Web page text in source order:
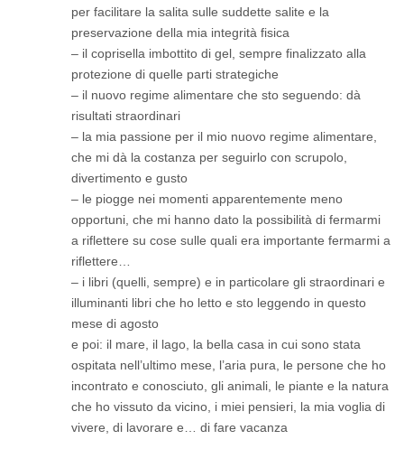
per facilitare la salita sulle suddette salite e la
preservazione della mia integrità fisica
– il coprisella imbottito di gel, sempre finalizzato alla
protezione di quelle parti strategiche
– il nuovo regime alimentare che sto seguendo: dà
risultati straordinari
– la mia passione per il mio nuovo regime alimentare,
che mi dà la costanza per seguirlo con scrupolo,
divertimento e gusto
– le piogge nei momenti apparentemente meno
opportuni, che mi hanno dato la possibilità di fermarmi
a riflettere su cose sulle quali era importante fermarmi a
riflettere…
– i libri (quelli, sempre) e in particolare gli straordinari e
illuminanti libri che ho letto e sto leggendo in questo
mese di agosto
e poi: il mare, il lago, la bella casa in cui sono stata
ospitata nell’ultimo mese, l’aria pura, le persone che ho
incontrato e conosciuto, gli animali, le piante e la natura
che ho vissuto da vicino, i miei pensieri, la mia voglia di
vivere, di lavorare e… di fare vacanza